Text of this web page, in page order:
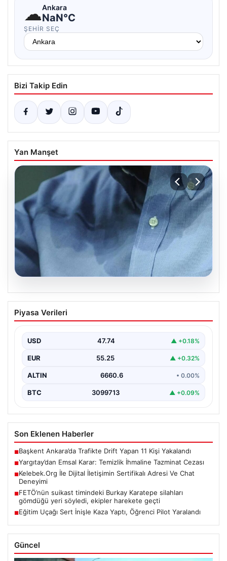
☁Ankara
NaN°C
ŞEHIR SEÇ
Bizi Takip Edin
Yan Manşet
08.08.2026
Yargıtay’dan Emsal Karar: Temizlik
İhmaline Tazminat Cezası
göstermemenin ciddi sonuçlar doğurabileceğine dair
örnek…
Piyasa Verileri
USD 47.74 ▲ +0.18%
EUR 55.25 ▲ +0.32%
ALTIN 6660.6 • 0.00%
BTC 3099713 ▲ +0.09%
Son Eklenen Haberler
■Başkent Ankara’da Trafikte Drift Yapan 11 Kişi Yakalandı
■Yargıtay’dan Emsal Karar: Temizlik İhmaline Tazminat Cezası
■Kelebek.Org İle Dijital İletişimin Sertifikalı Adresi Ve Chat
Deneyimi
■FETÖ’nün suikast timindeki Burkay Karatepe silahları
gömdüğü yeri söyledi, ekipler harekete geçti
■Eğitim Uçağı Sert İnişle Kaza Yaptı, Öğrenci Pilot Yaralandı
Güncel